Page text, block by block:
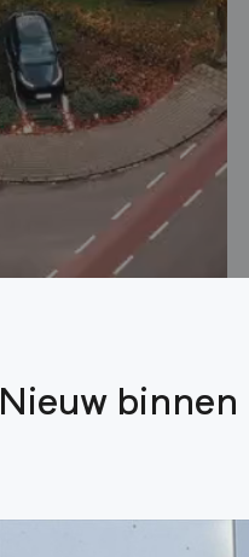
Nieuw binnen